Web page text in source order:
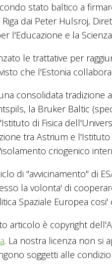
stato baltico a
dai Peter Hulsroj,
l'Educazione e la
le trattative per
che l'Estonia
consolidata tradizione
la Bruker Baltic
di Fisica
tra Astrium e
criogenico
di "avvicinamento" di
la volonta' di
Spaziale Europea
articolo è copyright
. La nostra licenza non si
soggetti alle